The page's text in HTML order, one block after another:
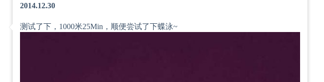
2014.12.30
测试了下，1000米25Min，顺便尝试了下蝶泳~